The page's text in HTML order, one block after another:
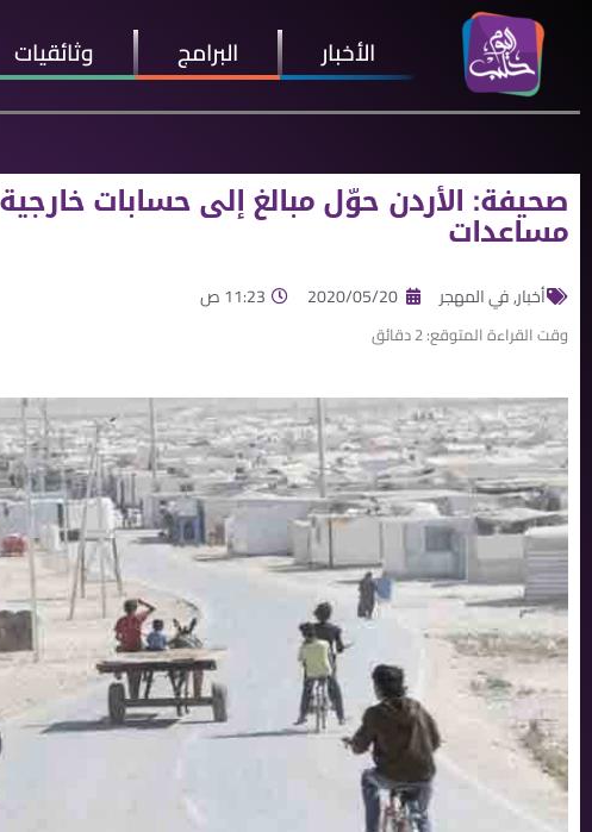
الأخبار البرامج وثائقيات
صحيفة: الأردن حوّل مبالغ إلى حسابات
مساعدات
أخبار,في المهجر 2020/05/20 11:23 ص
وقت القراءة المتوقع:2دقائق